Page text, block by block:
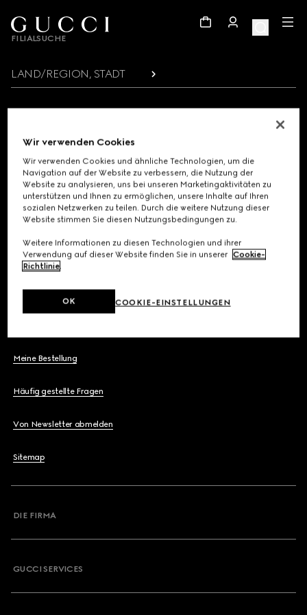
FILIALSUCHE
LAND/REGION, STADT
Mitteilungen und weitere spannende Neuigkeiten aus der Welt von Gucci.
E-Mail
Meine Bestellung
Häufig gestellte Fragen
Von Newsletter abmelden
Sitemap
DIE FIRMA
GUCCI SERVICES
Wir verwenden Cookies
Wir verwenden Cookies und ähnliche Technologien, um die
Navigation auf der Website zu verbessern, die Nutzung der
Website zu analysieren, uns bei unseren Marketingaktivitäten zu
unterstützen und Ihnen zu ermöglichen, unsere Inhalte auf Ihren
sozialen Netzwerken zu teilen. Durch die weitere Nutzung dieser
Website stimmen Sie diesen Nutzungsbedingungen zu.
Weitere Informationen zu diesen Technologien und ihrer
Verwendung auf dieser Website finden Sie in unserer Cookie-
Richtlinie.
COOKIE-EINSTELLUNGEN
OK